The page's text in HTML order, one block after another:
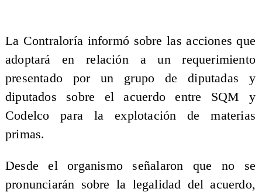
La Contraloría informó sobre las acciones que
adoptará en relación a un requerimiento
presentado por un grupo de diputadas y
diputados sobre el acuerdo entre SQM y
Codelco para la explotación de materias
primas.
Desde el organismo señalaron que no se
pronunciarán sobre la legalidad del acuerdo,